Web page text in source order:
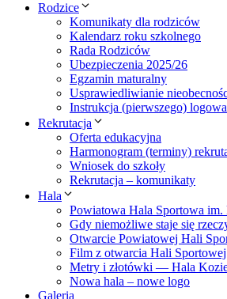
Rodzice
Komunikaty dla rodziców
Kalendarz roku szkolnego
Rada Rodziców
Ubezpieczenia 2025/26
Egzamin maturalny
Usprawiedliwianie
Instrukcja (pierwszego)
Rekrutacja
Oferta edukacyjna
Harmonogram (terminy)
Wniosek do szkoły
Rekrutacja – komunikaty
Hala
Powiatowa Hala Sportowa
Gdy niemożliwe staje się
Otwarcie Powiatowej Hali
Film z otwarcia Hali
Metry i złotówki — Hala
Nowa hala – nowe logo
Galeria